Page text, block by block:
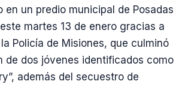
en un predio municipal de Posadas
martes 13 de enero gracias a
Policía de Misiones, que culminó
de dos jóvenes identificados como
además del secuestro de